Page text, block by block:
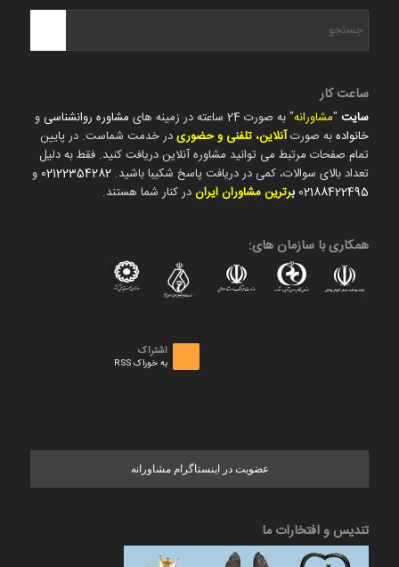
ساعت کار
سایت"مشاورانه" به صورت 24 ساعته در زمینه های مشاوره روانشناسی و
خانوادهبه صورتآنلاین، تلفنی و حضوریدر خدمت شماست. در پایین
تمام صفحات مرتبط می توانید مشاوره آنلاین دریافت کنید. فقط به دلیل
تعداد بالای سوالات، کمی در دریافت پاسخ شکیبا باشید. 02122354282 و
02188422495 برترین مشاوران ایراندر کنار شما هستند.
همکاری با سازمان های:
اشتراک
به خوراک RSS
عضویت در اینستاگرام مشاورانه
تندیس و افتخارات ما